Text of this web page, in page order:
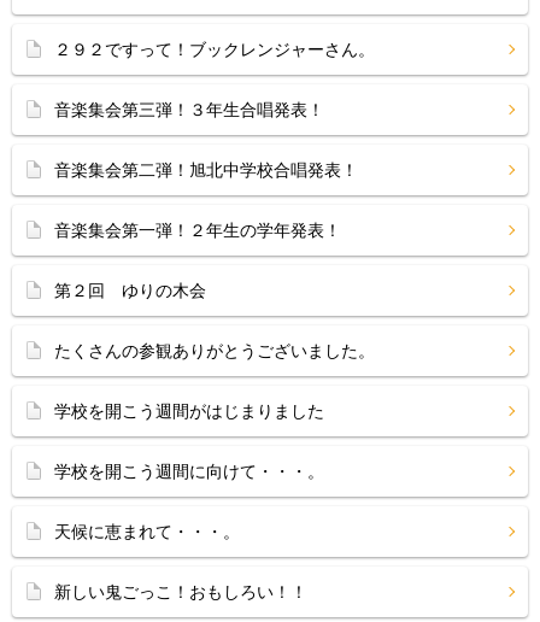
２９２ですって！ブックレンジャーさん。
音楽集会第三弾！３年生合唱発表！
音楽集会第二弾！旭北中学校合唱発表！
音楽集会第一弾！２年生の学年発表！
第２回 ゆりの木会
たくさんの参観ありがとうございました。
学校を開こう週間がはじまりました
学校を開こう週間に向けて・・・。
天候に恵まれて・・・。
新しい鬼ごっこ！おもしろい！！